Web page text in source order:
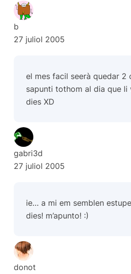
b
27 juliol 2005
el mes facil seerà quedar 2
sapunti tothom al dia que
dies XD
gabri3d
27 juliol 2005
ie… a mi em semblen
dies! m’apunto! :)
donot